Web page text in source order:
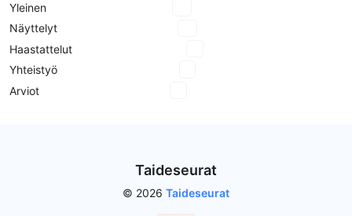
Yleinen
Näyttelyt
Haastattelut
Yhteistyö
Arviot
Taideseurat
© 2026 Taideseurat